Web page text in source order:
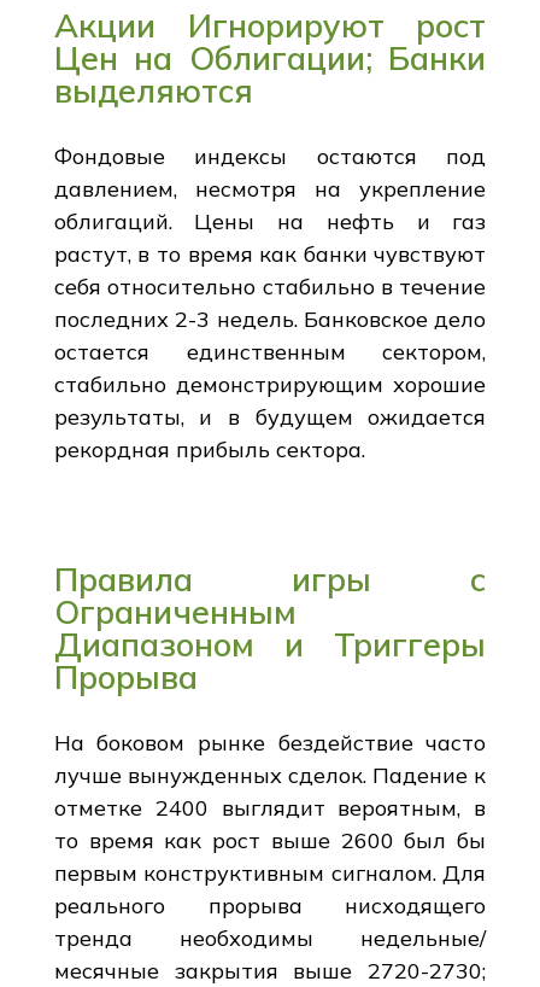
Акции Игнорируют рост
Цен на Облигации; Банки
выделяются
Фондовые индексы остаются под
давлением, несмотря на укрепление
облигаций. Цены на нефть и газ
растут, в то время как банки чувствуют
себя относительно стабильно в течение
последних 2-3 недель. Банковское дело
остается единственным сектором,
стабильно демонстрирующим хорошие
результаты, и в будущем ожидается
рекордная прибыль сектора.
Правила игры с
Ограниченным
Диапазоном и Триггеры
Прорыва
На боковом рынке бездействие часто
лучше вынужденных сделок. Падение к
отметке 2400 выглядит вероятным, в
то время как рост выше 2600 был бы
первым конструктивным сигналом. Для
реального прорыва нисходящего
тренда необходимы недельные/
месячные закрытия выше 2720-2730;